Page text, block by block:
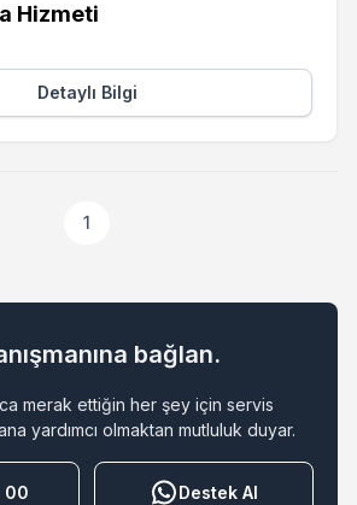
Hizmeti
Detaylı Bilgi
1
bağlan.
merak ettiğin her şey için servis
yardımcı olmaktan mutluluk duyar.
00 Destek Al